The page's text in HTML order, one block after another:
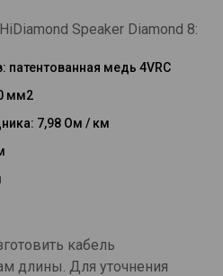
Speaker Diamond 8:
медь 4VRC
мм2
7,98 Ом / км
кабель
длины. Для уточнения